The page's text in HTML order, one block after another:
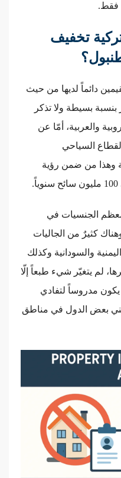
فقط.
تخفيف
دائماً لديها من حيث
بنسبة بسيطة ولا تذكر
والعربية، أمّا عن
السياحي
وهذا من ضمن رؤية
معظم الجنسيات في
كثيرٌ من الجاليات
والسودانية وكذلك
لم يتغيّر شيء طبعاً إلّا
مدروساً لتفادي
بعض الدول في مناطق